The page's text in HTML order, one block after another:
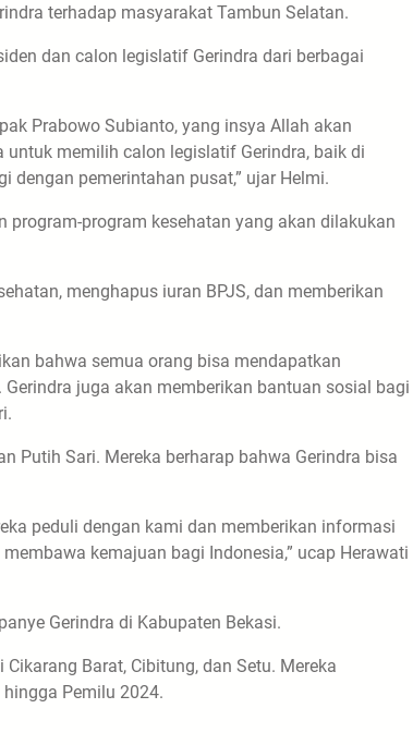
terhadap masyarakat Tambun Selatan.
dan calon legislatif Gerindra dari berbagai
Prabowo Subianto, yang insya Allah akan
memilih calon legislatif Gerindra, baik di
dengan pemerintahan pusat,” ujar Helmi.
program-program kesehatan yang akan dilakukan
menghapus iuran BPJS, dan memberikan
bahwa semua orang bisa mendapatkan
juga akan memberikan bantuan sosial bagi
Putih Sari. Mereka berharap bahwa Gerindra bisa
peduli dengan kami dan memberikan informasi
kemajuan bagi Indonesia,” ucap Herawati
Gerindra di Kabupaten Bekasi.
Barat, Cibitung, dan Setu. Mereka
Pemilu 2024.